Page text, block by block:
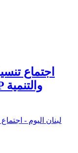
اجتماع